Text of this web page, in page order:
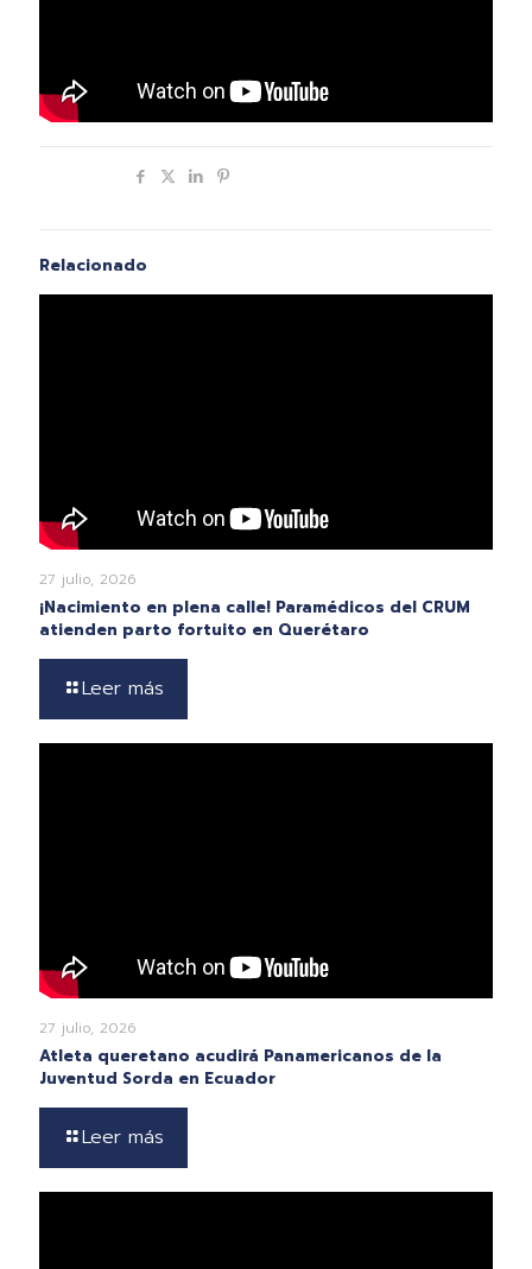
Relacionado
27 julio, 2026
¡Nacimiento en plena calle! Paramédicos del CRUM
atienden parto fortuito en Querétaro
Leer más
27 julio, 2026
Atleta queretano acudirá Panamericanos de la
Juventud Sorda en Ecuador
Leer más